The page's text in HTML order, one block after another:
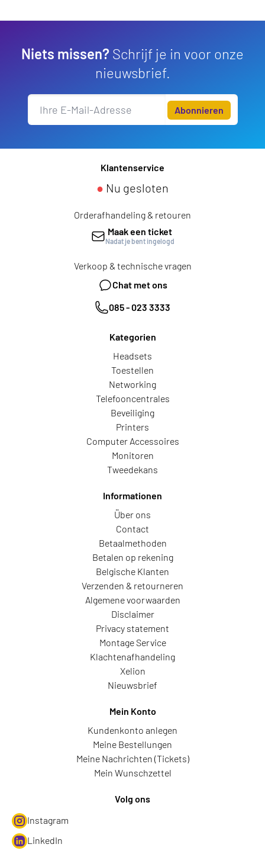
Niets missen? Schrijf je in voor onze
nieuwsbrief.
Abonnieren
Klantenservice
● Nu gesloten
Orderafhandeling & retouren
Maak een ticket
Nadat je bent ingelogd
Verkoop & technische vragen
Chat met ons
085 - 023 3333
Kategorien
Headsets
Toestellen
Networking
Telefooncentrales
Beveiliging
Printers
Computer Accessoires
Monitoren
Tweedekans
Informationen
Über ons
Contact
Betaalmethoden
Betalen op rekening
Belgische Klanten
Verzenden & retourneren
Algemene voorwaarden
Disclaimer
Privacy statement
Montage Service
Klachtenafhandeling
Xelion
Nieuwsbrief
Mein Konto
Kundenkonto anlegen
Meine Bestellungen
Meine Nachrichten (Tickets)
Mein Wunschzettel
Volg ons
Instagram
LinkedIn